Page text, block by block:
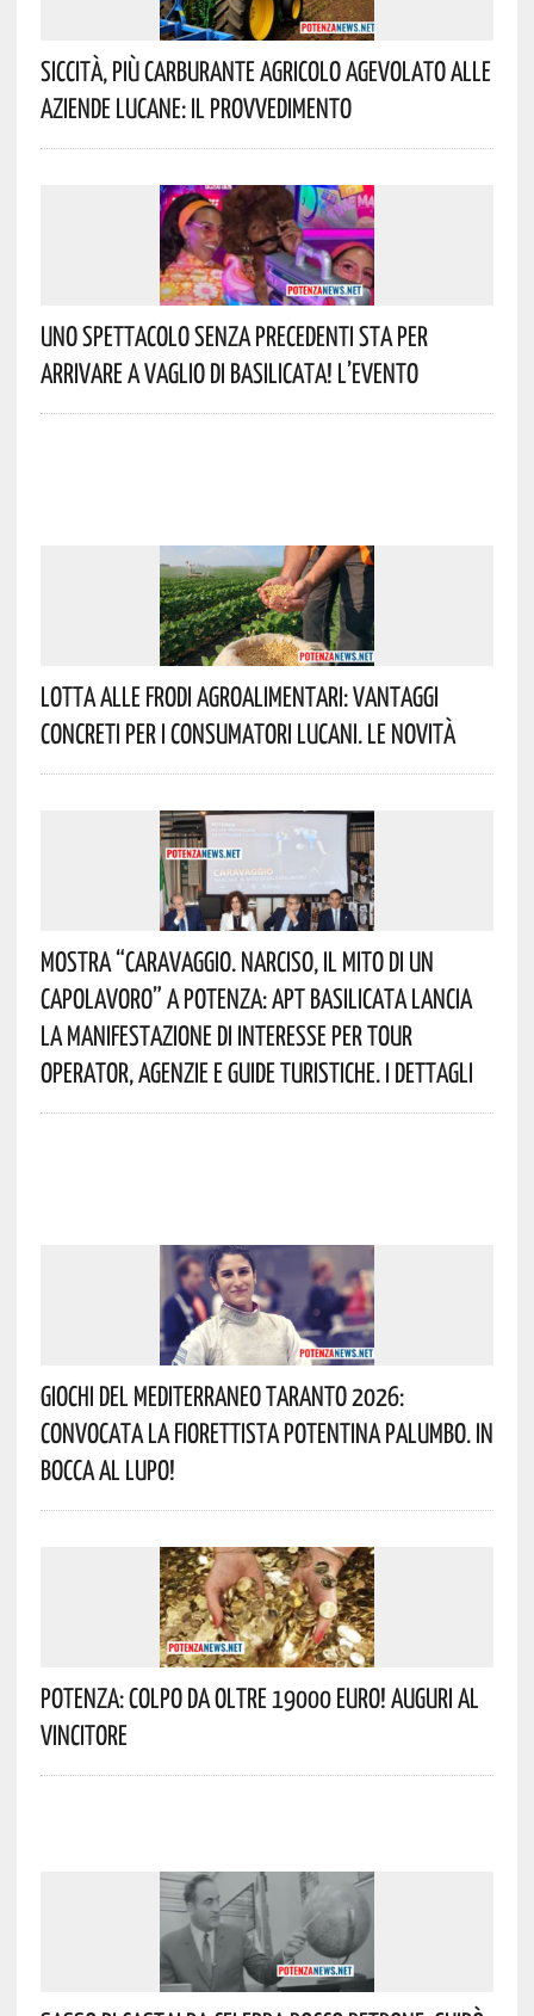
Siccità, Più Carburante Agricolo Agevolato Alle
Aziende Lucane: Il Provvedimento
Uno Spettacolo Senza Precedenti Sta Per
Arrivare A Vaglio Di Basilicata! L’evento
Lotta Alle Frodi Agroalimentari: Vantaggi
Concreti Per I Consumatori Lucani. Le Novità
Mostra “Caravaggio. Narciso, Il Mito Di Un
Capolavoro” A Potenza: APT Basilicata Lancia
La Manifestazione Di Interesse Per Tour
Operator, Agenzie E Guide Turistiche. I Dettagli
Giochi Del Mediterraneo Taranto 2026:
Convocata La Fiorettista Potentina Palumbo. In
Bocca Al Lupo!
Potenza: Colpo Da Oltre 19000 Euro! Auguri Al
Vincitore